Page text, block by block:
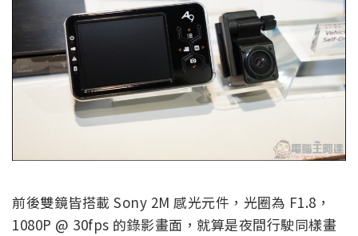
前後雙鏡皆搭載 Sony 2M 感光元件，光圈為 F1.8，
1080P @ 30fps 的錄影畫面，就算是夜間行駛同樣畫